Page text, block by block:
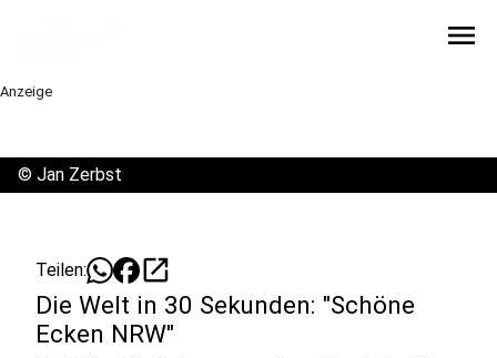
menu
Anzeige
© Jan Zerbst
Teilen: open_in_new
Die Welt in 30 Sekunden: "Schöne
Ecken NRW"